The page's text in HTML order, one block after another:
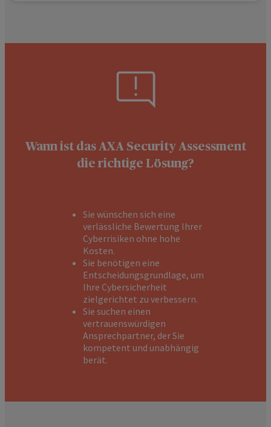
Wann ist das AXA Security Assessment
die richtige Lösung?
Sie wünschen sich eine
verlässliche Bewertung Ihrer
Cyberrisiken ohne hohe
Kosten.
Sie benötigen eine
Entscheidungsgrundlage, um
Ihre Cybersicherheit
zielgerichtet zu verbessern.
Sie suchen einen
vertrauenswürdigen
Ansprechpartner, der Sie
kompetent und unabhängig
berät.